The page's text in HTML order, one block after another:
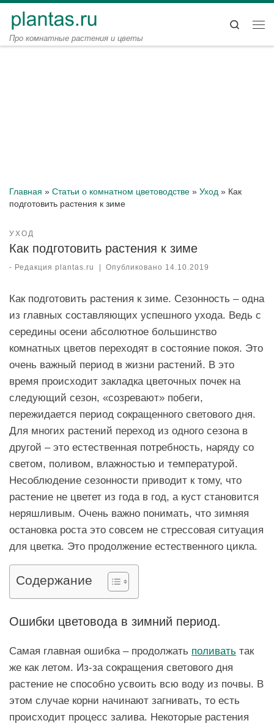
Перейти к содержимому
Про комнатные растения и цветы
Search
Главная » Статьи о комнатном цветоводстве » Уход » Как
подготовить растения к зиме
УХОД
Как подготовить растения к зиме
- Редакция plantas.ru | Опубликовано 14.10.2019
Как подготовить растения к зиме. Сезонность – одна
из главных составляющих успешного ухода. Ведь с
середины осени абсолютное большинство
комнатных цветов переходят в состояние покоя. Это
очень важный период в жизни растений. В это
время происходит закладка цветочных почек на
следующий сезон, «созревают» побеги,
пережидается период сокращенного светового дня.
Для многих растений переход из одного сезона в
другой – это естественная потребность, наряду со
светом, поливом, влажностью и температурой.
Несоблюдение сезонности приводит к тому, что
растение не цветет из года в год, а куст становится
неряшливым. Очень важно понимать, что зимняя
остановка роста это совсем не стрессовая ситуация
для цветка. Это продолжение естественного цикла.
Содержание
Ошибки цветовода в зимний период.
Самая главная ошибка – продолжать поливать так
же как летом. Из-за сокращения светового дня
растение не способно усвоить всю воду из почвы. В
этом случае корни начинают загнивать, то есть
происходит процесс залива. Некоторые растения